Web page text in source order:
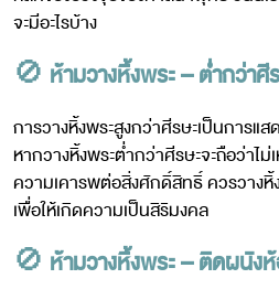
จะมีอะไรบ้าง
🚫 ห้ามวางหิ้งพระ – ต่ำกว่าศี
การวางหิ้งพระสูงกว่าศีรษะเป็นการแ
หากวางหิ้งพระต่ำกว่าศีรษะจะถือว่าไม่
ความเคารพต่อสิ่งศักดิ์สิทธิ์ ควรวางหิ้
เพื่อให้เกิดความเป็นสิริมงคล
🚫 ห้ามวางหิ้งพระ – ติดผนัง